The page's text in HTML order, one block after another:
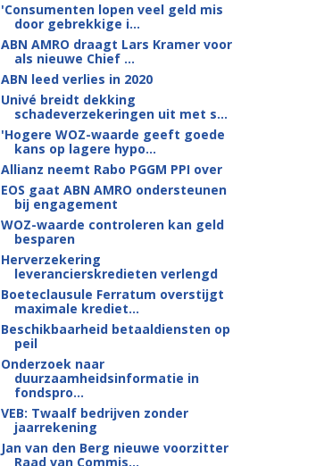
'Consumenten lopen veel geld mis
door gebrekkige i...
ABN AMRO draagt Lars Kramer voor
als nieuwe Chief ...
ABN leed verlies in 2020
Univé breidt dekking
schadeverzekeringen uit met s...
'Hogere WOZ-waarde geeft goede
kans op lagere hypo...
Allianz neemt Rabo PGGM PPI over
EOS gaat ABN AMRO ondersteunen
bij engagement
WOZ-waarde controleren kan geld
besparen
Herverzekering
leverancierskredieten verlengd
Boeteclausule Ferratum overstijgt
maximale krediet...
Beschikbaarheid betaaldiensten op
peil
Onderzoek naar
duurzaamheidsinformatie in
fondspro...
VEB: Twaalf bedrijven zonder
jaarrekening
Jan van den Berg nieuwe voorzitter
Raad van Commis...